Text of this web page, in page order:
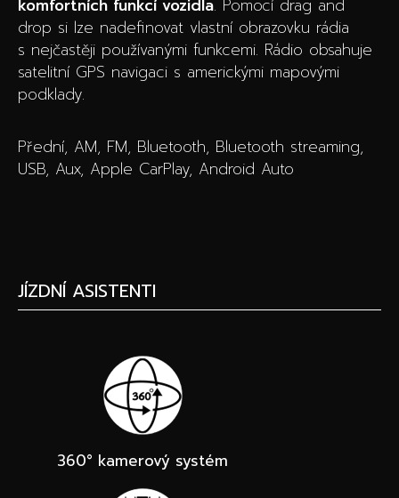
komfortních funkcí vozidla. Pomocí drag and
drop si lze nadefinovat vlastní obrazovku rádia
s nejčastěji používanými funkcemi. Rádio obsahuje
satelitní GPS navigaci s americkými mapovými
podklady.
Přední, AM, FM, Bluetooth, Bluetooth streaming,
USB, Aux, Apple CarPlay, Android Auto
JÍZDNÍ ASISTENTI
360° kamerový systém